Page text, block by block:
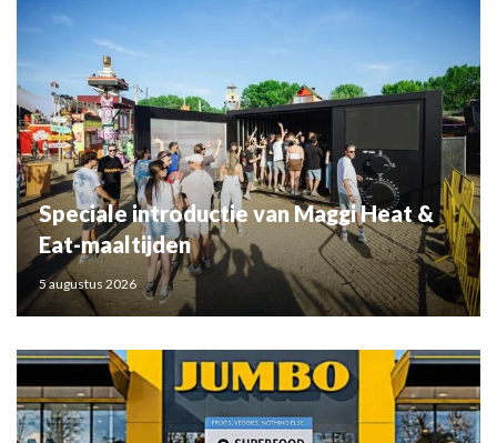
Speciale introductie van Maggi Heat &
Eat-maaltijden
5 augustus 2026